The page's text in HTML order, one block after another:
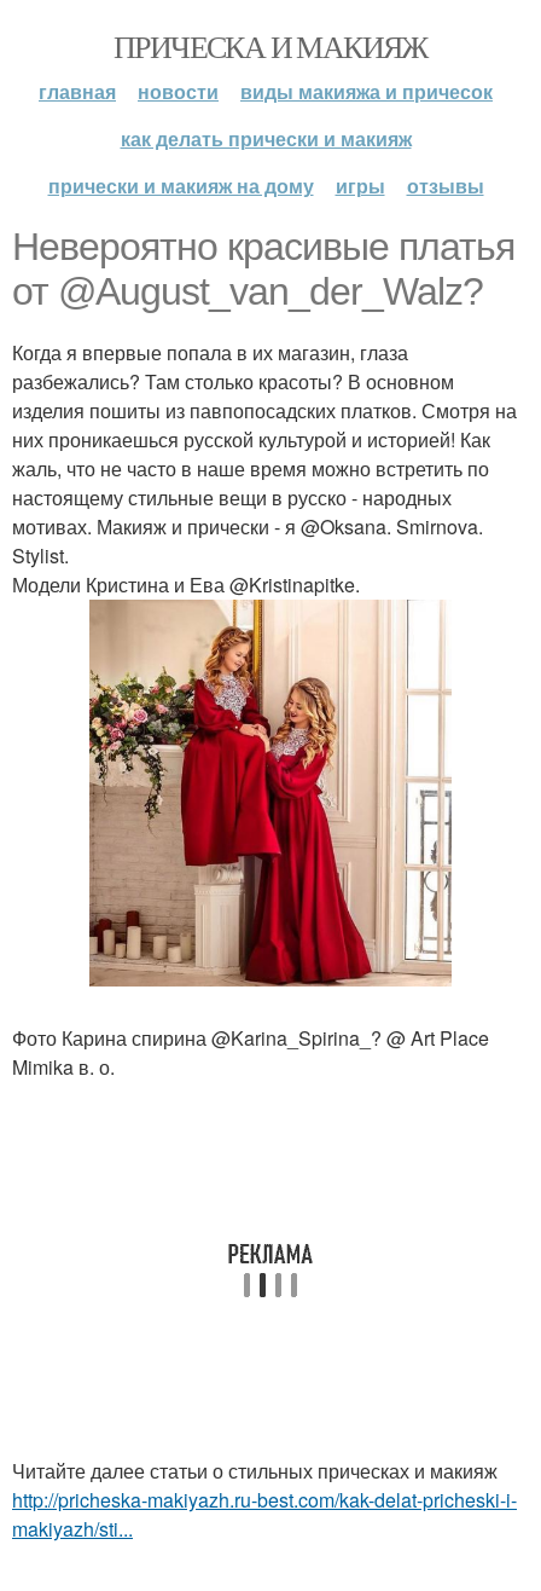
ПРИЧЕСКА И МАКИЯЖ
главная новости
виды макияжа и причесок
как делать прически и макияж
прически и макияж на дому
игры отзывы
Невероятно красивые платья
от @August_van_der_Walz?
Когда я впервые попала в их магазин, глаза
разбежались? Там столько красоты? В основном
изделия пошиты из павпопосадских платков. Смотря на
них проникаешься русской культурой и историей! Как
жаль, что не часто в наше время можно встретить по
настоящему стильные вещи в русско - народных
мотивах. Макияж и прически - я @Oksana. Smirnova.
Stylist.
Модели Кристина и Ева @Kristinapitke.
Фото Карина спирина @Karina_Spirina_? @ Art Place
Mimika в. о.
Читайте далее статьи о стильных прическах и макияж
http://pricheska-makiyazh.ru-best.com/kak-delat-pricheski-i-
makiyazh/sti...